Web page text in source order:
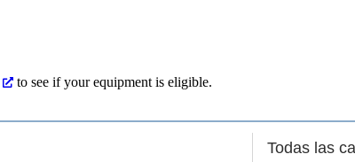
to see if your equipment is eligible.